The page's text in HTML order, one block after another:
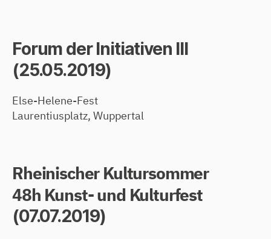
Forum der Initiativen III
(25.05.2019)
Else-Helene-Fest
Laurentiusplatz, Wuppertal
Rheinischer Kultursommer
48h Kunst- und Kulturfest
(07.07.2019)